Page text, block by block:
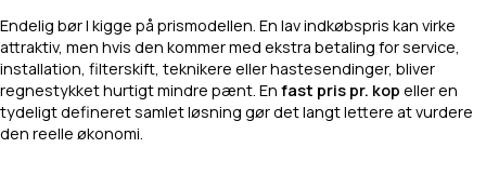
Endelig bør I kigge på prismodellen. En lav indkøbspris kan virke
attraktiv, men hvis den kommer med ekstra betaling for service,
installation, filterskift, teknikere eller hastesendinger, bliver
regnestykket hurtigt mindre pænt. En fast pris pr. kop eller en
tydeligt defineret samlet løsning gør det langt lettere at vurdere
den reelle økonomi.